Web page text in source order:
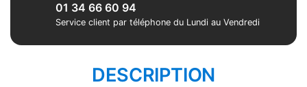
01 34 66 60 94
Service client par téléphone du Lundi au Vendredi
DESCRIPTION